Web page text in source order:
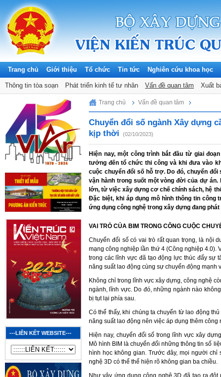
Trang chủ Giới thiệu Tổ chức Tin tức Nghiên cứu khoa học
Thông tin tòa soạn Phát triển kinh tế tư nhân Vấn đề quan tâm Xuất
Saturday, 08/08/2026
---LIÊN KẾT WEBSITE---
Trang chủ Vấn đề quan tâm
Chuyển đổi số ngành Xây dựng
kịp thời
(02/10/2023)
Hiện nay, một công trình bắt đầu từ giai
tưởng đến tổ chức thi công và khi đưa vào
cuộc chuyển đổi số hỗ trợ. Do đó, chuyển
vận hành trong suốt một vòng đời của dự
lớn, từ việc xây dựng cơ chế chính sách, hệ
Đặc biệt, khi áp dụng mô hình thông tin công
ứng dụng công nghệ trong xây dựng đang
VAI TRÒ CỦA BIM TRONG CÔNG CUỘC
Chuyển đổi số có vai trò rất quan trọng, là nội
mạng công nghiệp lần thứ 4 (Công nghiệp 4.0).
trong các lĩnh vực đã tạo động lực thúc đẩy sự
năng suất lao động cùng sự chuyển động mạnh
Không chỉ trong lĩnh vực xây dựng, công nghệ
ngành, lĩnh vực. Do đó, những ngành nào
bị tụt lại phía sau.
Có thể thấy, khi chúng ta chuyển từ lao động
năng suất lao động nên việc áp dụng thêm
Hiện nay, chuyển đổi số trong lĩnh vực xây
Mô hình BIM là chuyển đổi những thông tin số
hình học không gian. Trước đây, mọi người
nghệ 3D có thể thể hiện rõ không gian ba chiều.
Như vậy, ứng dụng công nghệ 3D đã tạo ra